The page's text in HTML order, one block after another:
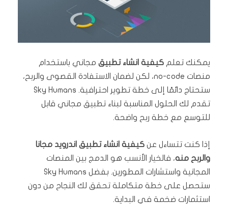
يمكنك تعلم كيفية انشاء تطبيق مجاني باستخدام
منصات no-code، لكن لضمان الاستفادة القصوى والربح،
ستحتاج دائمًا إلى خطة تطوير احترافية. Sky Humans
تقدم لك الحلول المناسبة لبناء تطبيق مجاني قابل
للتوسع مع خطة ربح واضحة.
إذا كنت تتساءل عن كيفية انشاء تطبيق اندرويد مجانا
والربح منه، فالخيار الأنسب هو الدمج بين المنصات
المجانية واستشارات المطورين. بفضل Sky Humans
ستحصل على خطة متكاملة تحقق لك النجاح من دون
استثمارات ضخمة في البداية.